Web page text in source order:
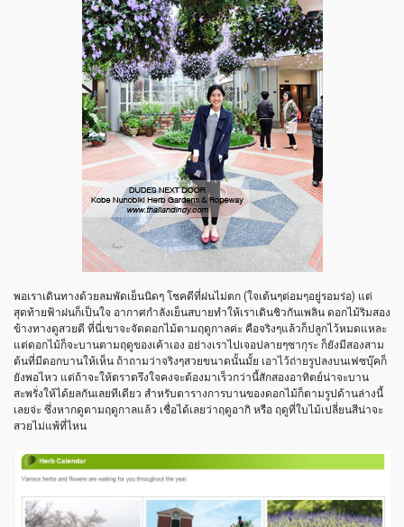
พอเราเดินทางด้วยลมพัดเย็นนิดๆ โชคดีที่ฝนไม่ตก (ใจเต้นๆต่อมๆอยู่รอมร่อ) แต่
สุดท้ายฟ้าฝนก็เป็นใจ อากาศกำลังเย็นสบายทำให้เราเดินชิวกันเพลิน ดอกไม้ริมสอง
ข้างทางดูสวยดี ที่นี่เขาจะจัดดอกไม้ตามฤดูกาลค่ะ คือจริงๆแล้วก็ปลูกไว้หมดแหละ
แต่ดอกไม้ก็จะบานตามฤดูของเค้าเอง อย่างเราไปเจอปลายๆซากุระ ก็ยังมีสองสาม
ต้นที่มีดอกบานให้เห็น ถ้าถามว่าจริงๆสวยขนาดนั้นมั้ย เอาไว้ถ่ายรูปลงบนเฟซบุ๊คก็
ยังพอไหว แต่ถ้าจะให้ตราตรึงใจคงจะต้องมาเร็วกว่านี้สักสองอาทิตย์​น่าจะบาน
สะพรั่งให้ได้ยลกันเลยทีเดียว สำหรับตารางการบานของดอกไม้ก็ตามรูปด้านล่างนี้
เลยจ่ะ ซึ่งหากดูตามฤดูกาลแล้ว เชื่อได้เลยว่าฤดูอากิ หรือ ฤดูที่ใบไม้เปลี่ยนสีน่าจะ
สวยไม่แพ้ที่ไหน